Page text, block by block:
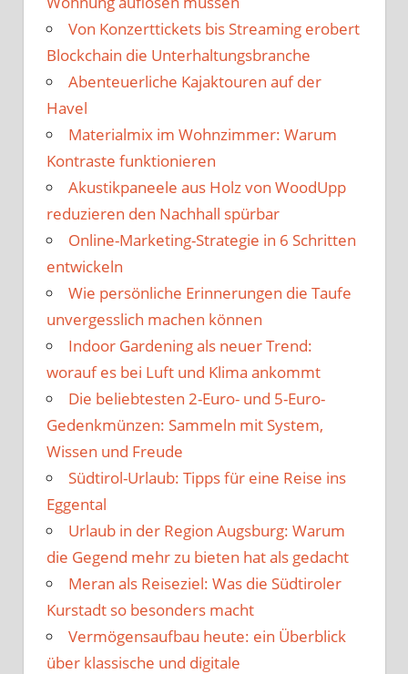
Von Konzerttickets bis Streaming erobert
Blockchain die Unterhaltungsbranche
Abenteuerliche Kajaktouren auf der
Havel
Materialmix im Wohnzimmer: Warum
Kontraste funktionieren
Akustikpaneele aus Holz von WoodUpp
reduzieren den Nachhall spürbar
Online-Marketing-Strategie in 6 Schritten
entwickeln
Wie persönliche Erinnerungen die Taufe
unvergesslich machen können
Indoor Gardening als neuer Trend:
worauf es bei Luft und Klima ankommt
Die beliebtesten 2-Euro- und 5-Euro-
Gedenkmünzen: Sammeln mit System,
Wissen und Freude
Südtirol-Urlaub: Tipps für eine Reise ins
Eggental
Urlaub in der Region Augsburg: Warum
die Gegend mehr zu bieten hat als gedacht
Meran als Reiseziel: Was die Südtiroler
Kurstadt so besonders macht
Vermögensaufbau heute: ein Überblick
über klassische und digitale